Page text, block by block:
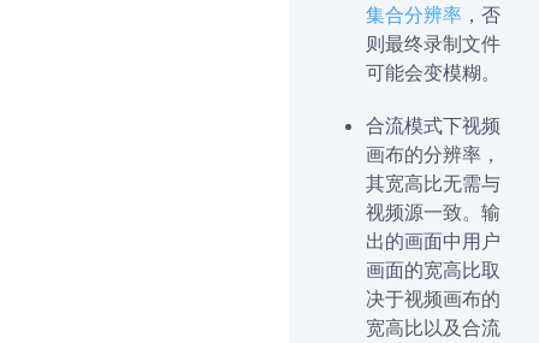
集合分辨率 ，否
则最终录制文件
可能会变模糊。
合流模式下视频
画布的分辨率，
其宽高比无需与
视频源一致。输
出的画面中用户
画面的宽高比取
决于视频画布的
宽高比以及合流